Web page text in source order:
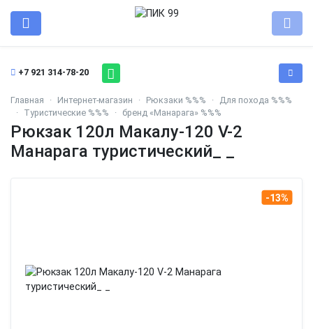
+7 921 314-78-20
Главная Интернет-магазин Рюкзаки %%%
Для похода %%%
Туристические %%%
бренд «Манарага» %%%
Рюкзак 120л Макалу-120 V-2
Манарага туристический_ _
-13%